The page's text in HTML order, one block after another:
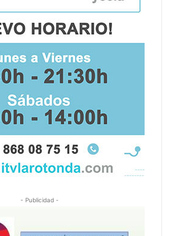
- Publicidad -